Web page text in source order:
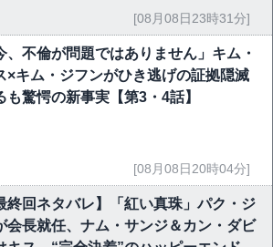
[08月08日23時31分]
、不倫が問題ではありません」キム・
×キム・ジフンがひき逃げの証拠隠滅
も驚愕の新事実【第3・4話】
[08月08日20時04分]
終回ネタバレ】「紅い真珠」パク・ジ
会長就任、ナム・サンジ＆カン・ダビ